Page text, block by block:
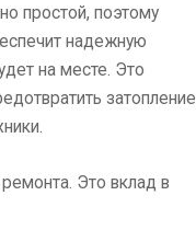
простой, поэтому
надежную
на месте. Это
затопление
Это вклад в